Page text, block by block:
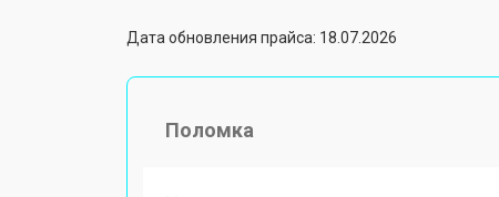
Дата обновления прайса: 18.07.2026
Поломка